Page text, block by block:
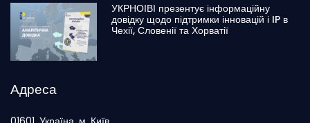
УКРНОІВІ презентує інформаційну
довідку щодо підтримки інновацій і IP в
Чехії, Словенії та Хорватії
Адреса